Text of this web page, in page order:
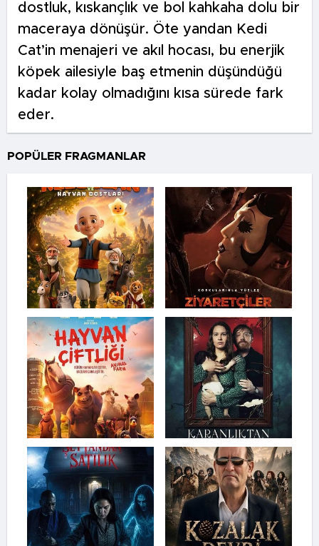
dostluk, kıskançlık ve bol kahkaha dolu bir
maceraya dönüşür. Öte yandan Kedi
Cat’in menajeri ve akıl hocası, bu enerjik
köpek ailesiyle baş etmenin düşündüğü
kadar kolay olmadığını kısa sürede fark
eder.
POPÜLER FRAGMANLAR